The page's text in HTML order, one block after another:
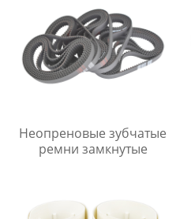
Неопреновые зубчатые
ремни замкнутые